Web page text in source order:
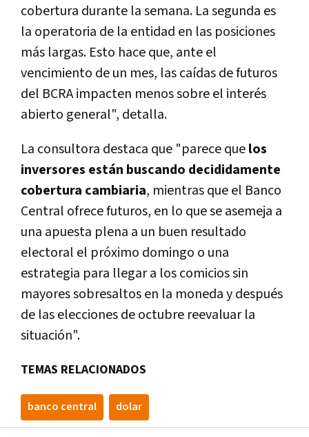
cobertura durante la semana. La segunda es
la operatoria de la entidad en las posiciones
más largas. Esto hace que, ante el
vencimiento de un mes, las caídas de futuros
del BCRA impacten menos sobre el interés
abierto general", detalla.
La consultora destaca que "parece quelos
inversores están buscando decididamente
cobertura cambiaria, mientras que el Banco
Central ofrece futuros, en lo que se asemeja a
una apuesta plena a un buen resultado
electoral el próximo domingo o una
estrategia para llegar a los comicios sin
mayores sobresaltos en la moneda y después
de las elecciones de octubre reevaluar la
situación".
TEMAS RELACIONADOS
banco central dolar